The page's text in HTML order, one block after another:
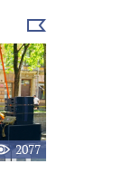
Выбрать
новость
2077